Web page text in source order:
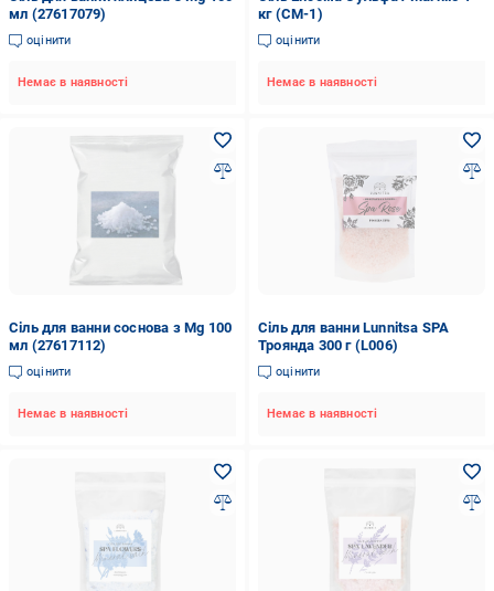
мл (27617079)
оцінити
Немає в наявності
кг (СМ-1)
оцінити
Немає в наявності
Сіль для ванни соснова з Mg 100
мл (27617112)
оцінити
Немає в наявності
Сіль для ванни Lunnitsa SPA
Троянда 300 г (L006)
оцінити
Немає в наявності